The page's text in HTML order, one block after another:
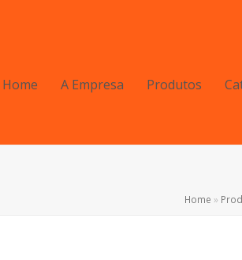
Home A Empresa Produtos
Home »